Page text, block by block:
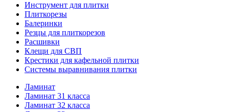
Инструмент для плитки
Плиткорезы
Балеринки
Резцы для плиткорезов
Расшивки
Клещи для СВП
Крестики для кафельной плитки
Системы выравнивания плитки
Ламинат
Ламинат 31 класса
Ламинат 32 класса